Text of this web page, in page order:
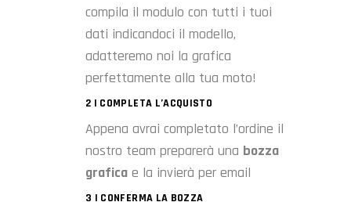
compila il modulo con tutti i tuoi
dati indicandoci il modello,
adatteremo noi la grafica
perfettamente alla tua moto!
2 | COMPLETA L’ACQUISTO
Appena avrai completato l’ordine il
nostro team preparerà una bozza
grafica e la invierà per email
3 | CONFERMA LA BOZZA